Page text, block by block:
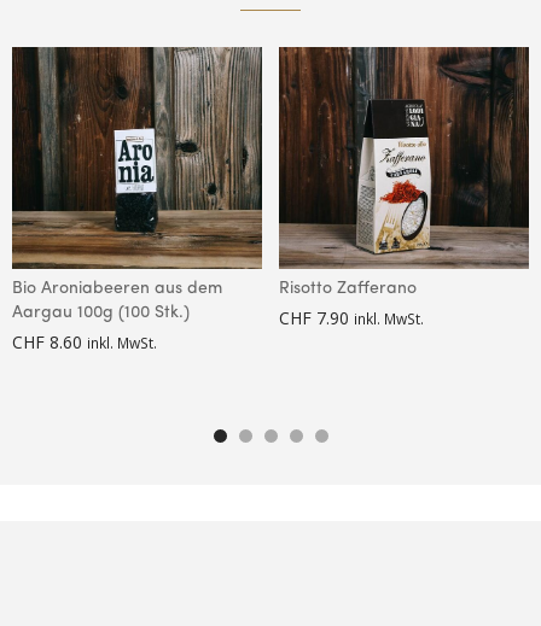
Bio Aroniabeeren aus dem
Aargau 100g (100 Stk.)
CHF 8.60 inkl. MwSt.
Risotto Zafferano
CHF 7.90 inkl. MwSt.